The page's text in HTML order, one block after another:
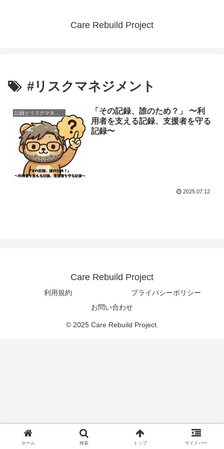
Care Rebuild Project
#リスクマネジメント
「その記録、誰のため？」 〜利
用者を支える記録、支援者を守る
記録〜
2025.07.12
Care Rebuild Project
利用規約
プライバシーポリシー
お問い合わせ
© 2025 Care Rebuild Project.
ホーム 検索 トップ サイドバー